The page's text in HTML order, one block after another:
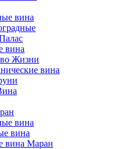
вина
вина
Жизни
вина
вина
вина
вина Маран